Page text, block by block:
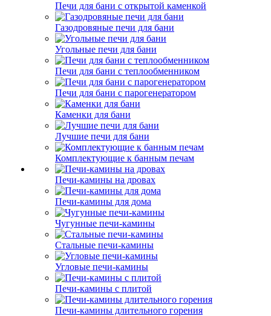
Печи для бани с открытой каменкой
Газодровяные печи для бани
Угольные печи для бани
Печи для бани с теплообменником
Печи для бани с парогенератором
Каменки для бани
Лучшие печи для бани
Комплектующие к банным печам
Печи-камины на дровах
Печи-камины для дома
Чугунные печи-камины
Стальные печи-камины
Угловые печи-камины
Печи-камины с плитой
Печи-камины длительного горения